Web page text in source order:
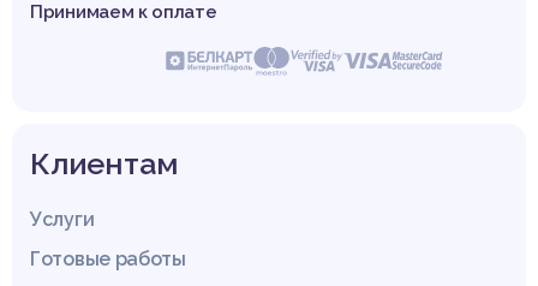
Принимаем к оплате
Клиентам
Услуги
Готовые работы